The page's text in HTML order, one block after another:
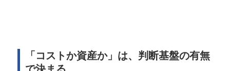
「コストか資産か」は、判断基盤の有無